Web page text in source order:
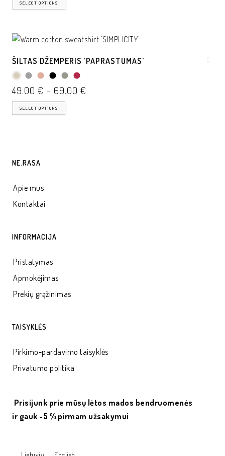
SELECT OPTIONS
ŠILTAS DŽEMPERIS ‘PAPRASTUMAS’
49.00 € – 69.00 €
SELECT OPTIONS
NE.RASA
Apie mus
Kontaktai
INFORMACIJA
Pristatymas
Apmokėjimas
Prekių grąžinimas
TAISYKLĖS
Pirkimo-pardavimo taisyklės
Privatumo politika
Prisijunk prie mūsų lėtos mados bendruomenės
ir gauk -5 % pirmam užsakymui